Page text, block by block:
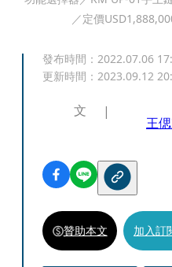
／定價
發布時間： 2022.07.06
更新時間： 2023.09.12
文
王
贊助本文 加入訂